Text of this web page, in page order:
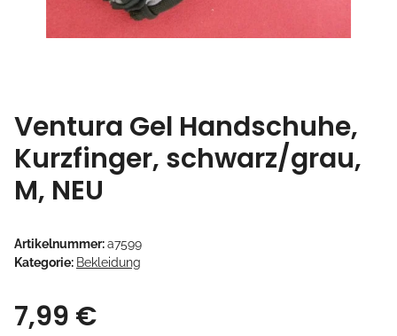
Ventura Gel Handschuhe,
Kurzfinger, schwarz/grau,
M, NEU
Artikelnummer:a7599
Kategorie: Bekleidung
7,99 €